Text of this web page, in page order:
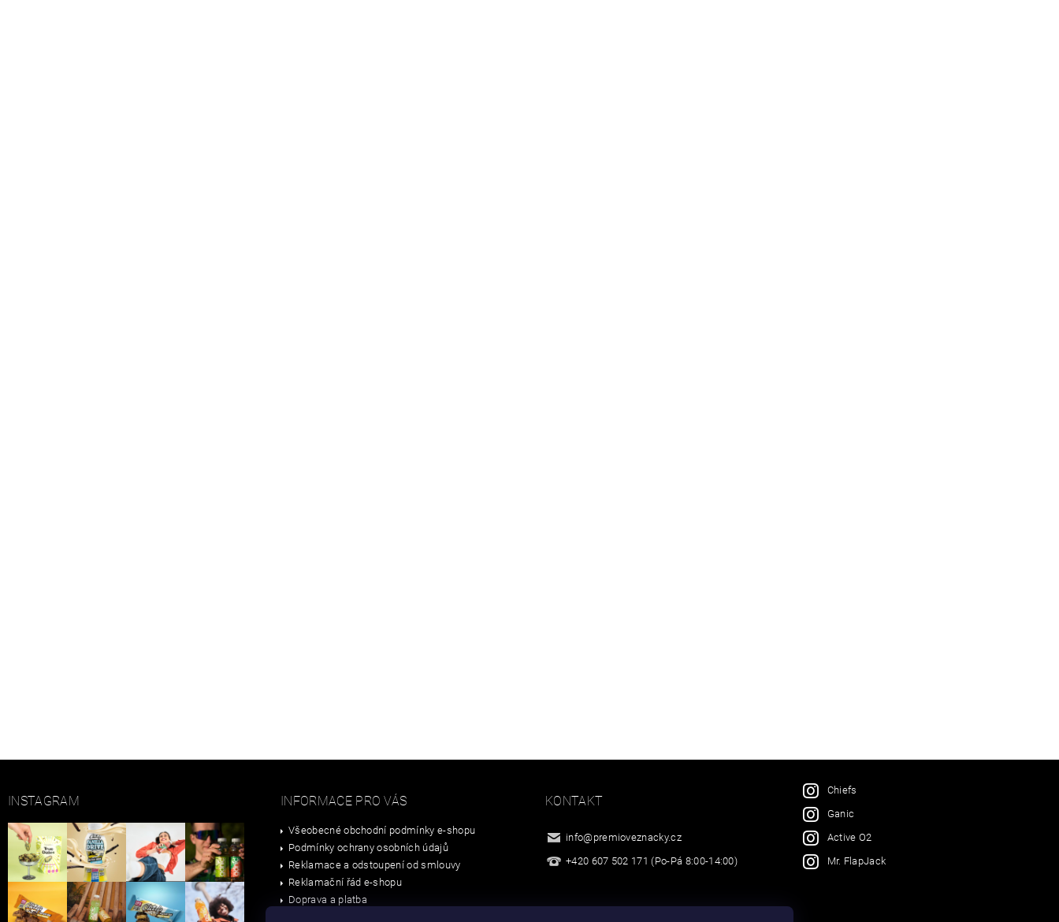
INSTAGRAM INFORMACE PRO VÁS
Všeobecné obchodní podmínky e-shopu
Podmínky ochrany osobních údajů
Reklamace a odstoupení od smlouvy
Reklamační řád e-shopu
Doprava a platba
KONTAKT
info@premioveznacky.cz
+420 607 502 171 (Po-Pá 8:00-14:00)
Chiefs
Ganic
Active O2
Mr. FlapJack